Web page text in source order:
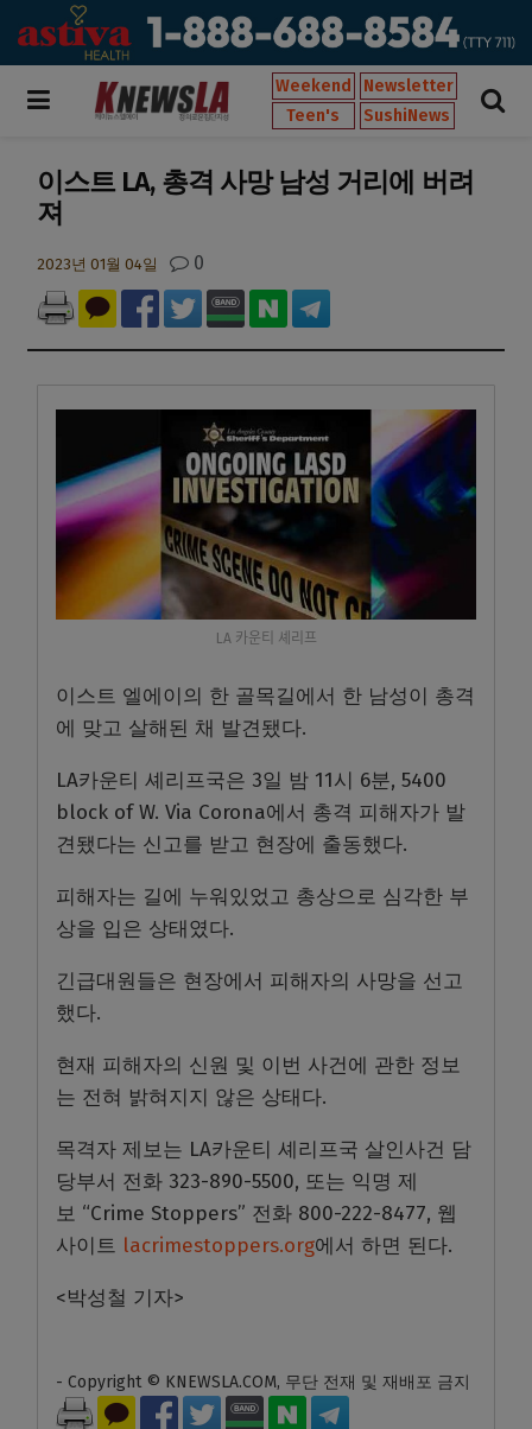
Weekend
Newsletter
Teen's
SushiNews
이스트 LA, 총격 사망 남성 거리에 버려
져
2023년 01월 04일 0
LA 카운티 셰리프
이스트 엘에이의 한 골목길에서 한 남성이 총격
에 맞고 살해된 채 발견됐다.
LA카운티 셰리프국은 3일 밤 11시 6분, 5400
block of W. Via Corona에서 총격 피해자가 발
견됐다는 신고를 받고 현장에 출동했다.
피해자는 길에 누워있었고 총상으로 심각한 부
상을 입은 상태였다.
긴급대원들은 현장에서 피해자의 사망을 선고
했다.
현재 피해자의 신원 및 이번 사건에 관한 정보
는 전혀 밝혀지지 않은 상태다.
목격자 제보는 LA카운티 셰리프국 살인사건 담
당부서 전화 323-890-5500, 또는 익명 제
보 “Crime Stoppers” 전화 800-222-8477, 웹
사이트 lacrimestoppers.org에서 하면 된다.
<박성철 기자>
- Copyright © KNEWSLA.COM, 무단 전재 및 재배포 금지